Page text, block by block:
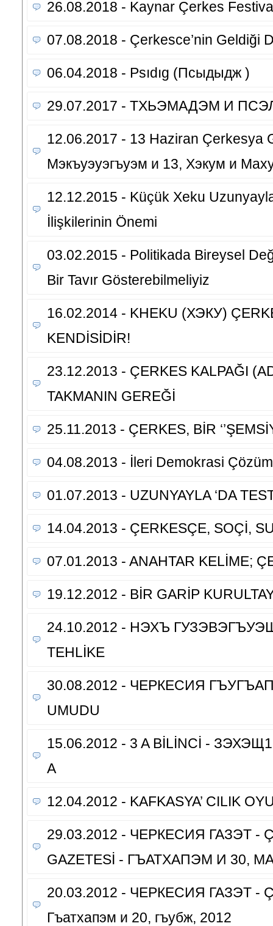
26.08.2018 - Kaynar Çerkes
07.08.2018 - Çerkesce’nin Geldiği
06.04.2018 - Psıdıg (Псыдыдж )
29.07.2017 - ТХЬЭМАДЭМ И
12.06.2017 - 13 Haziran Çerkesya
Мэкъуэуэгъуэм и 13, Хэкум и
12.12.2015 - Küçük Xeku
İlişkilerinin Önemi
03.02.2015 - Politikada Bireysel
Bir Tavır Gösterebilmeliyiz
16.02.2014 - KHEKU (ХЭКУ)
KENDİSİDİR!
23.12.2013 - ÇERKES KALPAĞI
TAKMANIN GEREĞİ
25.11.2013 - ÇERKES, BİR
04.08.2013 - İleri Demokrasi
01.07.2013 - UZUNYAYLA ‘DA
14.04.2013 - ÇERKESÇE, SOÇİ,
07.01.2013 - ANAHTAR KELİME;
19.12.2012 - BİR GARİP
24.10.2012 - НЭХЪ
TEHLİKE
30.08.2012 - ЧЕРКЕСИЯ
UMUDU
15.06.2012 - 3 A BİLİNCİ -
А
12.04.2012 - KAFKASYA’ CILIK
29.03.2012 - ЧЕРКЕСИЯ ГАЗЭТ -
GAZETESİ - ГЪАТХАПЭМ И 30,
20.03.2012 - ЧЕРКЕСИЯ ГАЗЭТ -
Гъатхапэм и 20, гъубж, 2012